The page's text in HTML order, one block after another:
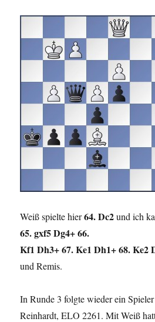
Weiß spielte hier64. Dc2und ich
65. gxf5 Dg4+ 66.
Kf1 Dh3+ 67. Ke1 Dh1+ 68. Ke2
und Remis.
In Runde 3 folgte wieder ein
Reinhardt, ELO 2261. Mit Weiß